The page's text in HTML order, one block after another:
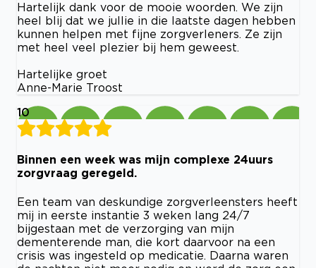
Hartelijk dank voor de mooie woorden. We zijn
heel blij dat we jullie in die laatste dagen hebben
kunnen helpen met fijne zorgverleners. Ze zijn
met heel veel plezier bij hem geweest.
Hartelijke groet
Anne-Marie Troost
10
Binnen een week was mijn complexe 24uurs
zorgvraag geregeld.
Een team van deskundige zorgverleensters heeft
mij in eerste instantie 3 weken lang 24/7
bijgestaan met de verzorging van mijn
dementerende man, die kort daarvoor na een
crisis was ingesteld op medicatie. Daarna waren